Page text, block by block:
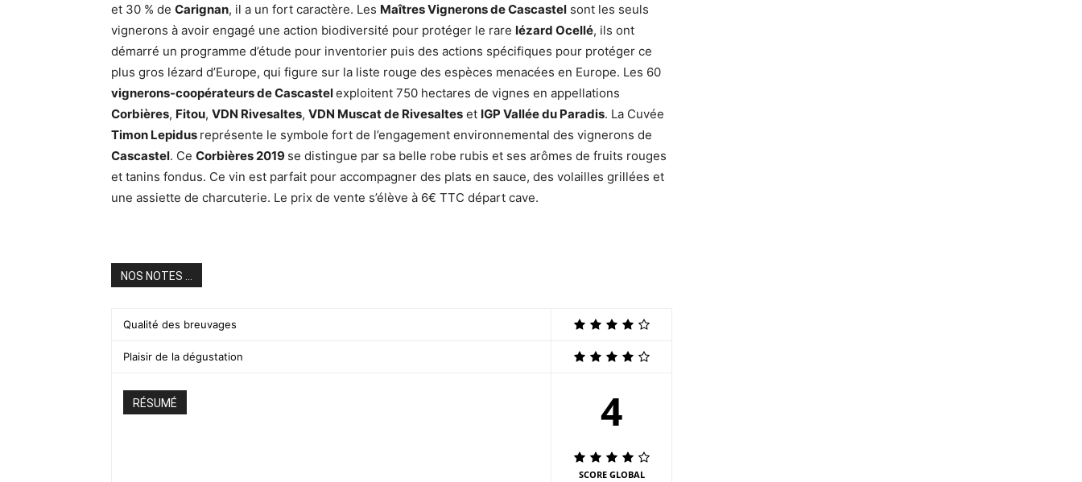
et 30 % de Carignan, il a un fort caractère. Les Maîtres Vignerons de Cascastel sont les seuls
vignerons à avoir engagé une action biodiversité pour protéger le rare lézard Ocellé, ils ont
démarré un programme d’étude pour inventorier puis des actions spécifiques pour protéger ce
plus gros lézard d’Europe, qui figure sur la liste rouge des espèces menacées en Europe. Les 60
vignerons-coopérateurs de Cascastelexploitent 750 hectares de vignes en appellations
Corbières, Fitou, VDN Rivesaltes, VDN Muscat de Rivesaltes et IGP Vallée du Paradis. La Cuvée
Timon Lepidus représente le symbole fort de l’engagement environnemental des vignerons de
Cascastel. Ce Corbières 2019 se distingue par sa belle robe rubis et ses arômes de fruits rouges
et tanins fondus. Ce vin est parfait pour accompagner des plats en sauce, des volailles grillées et
une assiette de charcuterie. Le prix de vente s’élève à 6€ TTC départ cave.
NOS NOTES ...
Qualité des breuvages
Plaisir de la dégustation
RÉSUMÉ 4
SCORE GLOBAL